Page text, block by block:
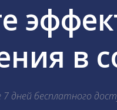
в
дней бесплатного